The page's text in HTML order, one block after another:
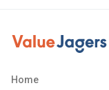
Home